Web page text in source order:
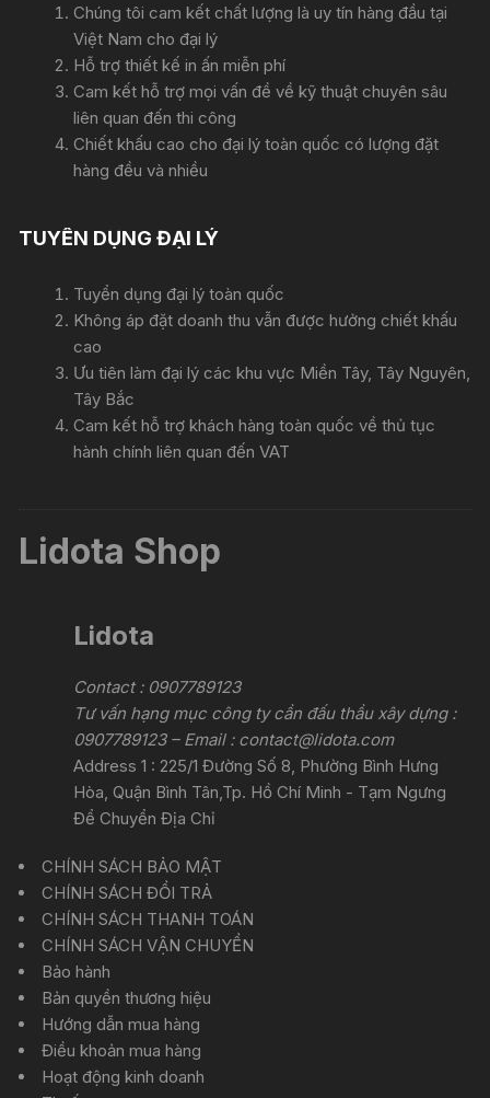
Chúng tôi cam kết chất lượng là uy tín hàng đầu tại
Việt Nam cho đại lý
Hỗ trợ thiết kế in ấn miễn phí
Cam kết hỗ trợ mọi vấn đề về kỹ thuật chuyên sâu
liên quan đến thi công
Chiết khấu cao cho đại lý toàn quốc có lượng đặt
hàng đều và nhiều
TUYỂN DỤNG ĐẠI LÝ
Tuyển dụng đại lý toàn quốc
Không áp đặt doanh thu vẫn được hưởng chiết khấu
cao
Ưu tiên làm đại lý các khu vực Miền Tây, Tây Nguyên,
Tây Bắc
Cam kết hỗ trợ khách hàng toàn quốc về thủ tục
hành chính liên quan đến VAT
Lidota Shop
Lidota
Contact : 0907789123
Tư vấn hạng mục công ty cần đấu thầu xây dựng :
0907789123 – Email : contact@lidota.com
Address 1 : 225/1 Đường Số 8, Phường Bình Hưng
Hòa, Quận Bình Tân,Tp. Hồ Chí Minh - Tạm Ngưng
Để Chuyển Địa Chỉ
CHÍNH SÁCH BẢO MẬT
CHÍNH SÁCH ĐỔI TRẢ
CHÍNH SÁCH THANH TOÁN
CHÍNH SÁCH VẬN CHUYỂN
Bảo hành
Bản quyền thương hiệu
Hướng dẫn mua hàng
Điều khoản mua hàng
Hoạt động kinh doanh